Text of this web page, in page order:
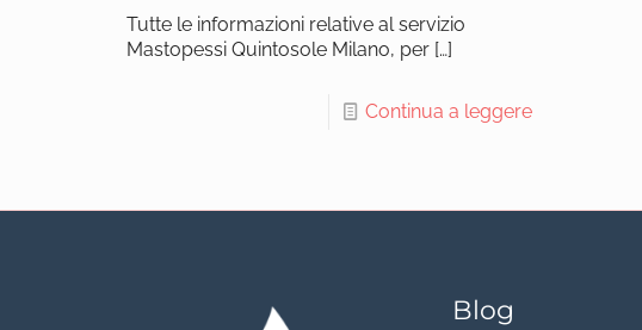
Tutte le informazioni relative al servizio
Mastopessi Quintosole Milano, per[…]
Continua a leggere
Blog